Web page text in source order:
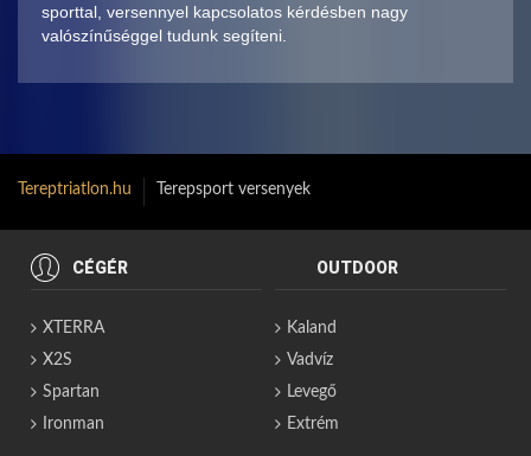
sporttal, versennyel kapcsolatos kérdésben nagy
valószínűséggel tudunk segíteni.
Tereptriatlon.hu Terepsport versenyek
CÉGÉR
XTERRA
X2S
Spartan
Ironman
OUTDOOR
Kaland
Vadvíz
Levegő
Extrém